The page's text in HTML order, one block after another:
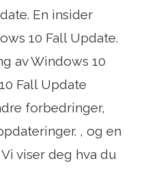
En insider
10 Fall Update.
av Windows 10
Fall Update
forbedringer,
, og en
viser deg hva du